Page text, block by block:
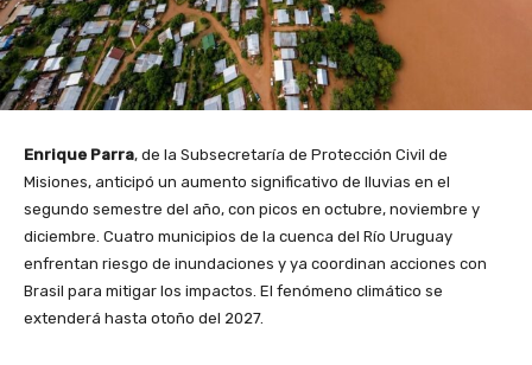
Enrique Parra, de la Subsecretaría de Protección Civil de
Misiones, anticipó un aumento significativo de lluvias en el
segundo semestre del año, con picos en octubre, noviembre y
diciembre. Cuatro municipios de la cuenca del Río Uruguay
enfrentan riesgo de inundaciones y ya coordinan acciones con
Brasil para mitigar los impactos. El fenómeno climático se
extenderá hasta otoño del 2027.